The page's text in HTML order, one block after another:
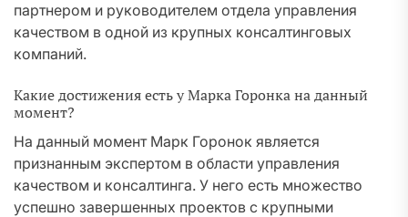
партнером и руководителем отдела управления
качеством в одной из крупных консалтинговых
компаний.
Какие достижения есть у Марка Горонка на данный
момент?
На данный момент Марк Горонок является
признанным экспертом в области управления
качеством и консалтинга. У него есть множество
успешно завершенных проектов с крупными